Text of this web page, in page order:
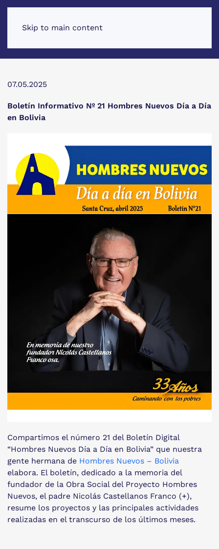
Skip to main content
07.05.2025
Boletín Informativo Nº 21 Hombres Nuevos Día a Día
en Bolivia
Compartimos el número 21 del Boletín Digital
“Hombres Nuevos Día a Día en Bolivia” que nuestra
gente hermana de Hombres Nuevos – Bolivia
elabora. El boletín, dedicado a la memoria del
fundador de la Obra Social del Proyecto Hombres
Nuevos, el padre Nicolás Castellanos Franco (+),
resume los proyectos y las principales actividades
realizadas en el transcurso de los últimos meses.